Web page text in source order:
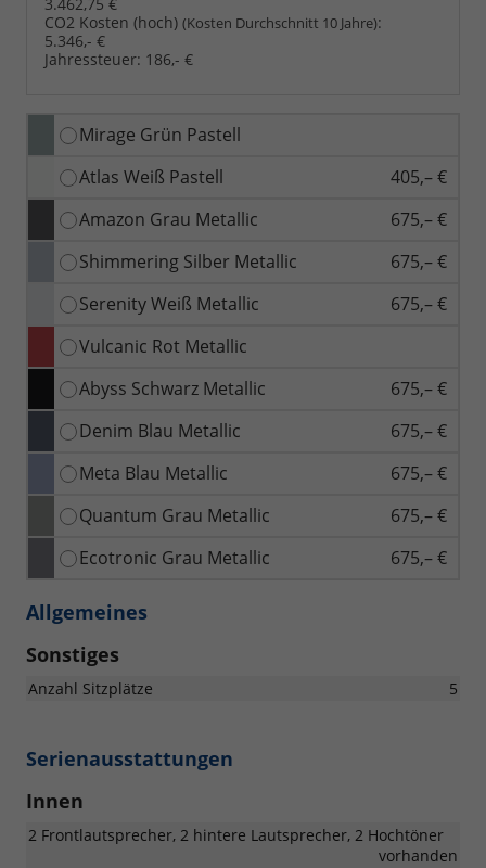
3.462,75 €
CO2 Kosten (hoch) (Kosten Durchschnitt 10 Jahre):
5.346,- €
Jahressteuer: 186,- €
Mirage Grün Pastell
Atlas Weiß Pastell
405,– €
Amazon Grau Metallic
675,– €
Shimmering Silber Metallic
675,– €
Serenity Weiß Metallic
675,– €
Vulcanic Rot Metallic
Abyss Schwarz Metallic
675,– €
Denim Blau Metallic
675,– €
Meta Blau Metallic
675,– €
Quantum Grau Metallic
675,– €
Ecotronic Grau Metallic
675,– €
Allgemeines
Sonstiges
Anzahl Sitzplätze 5
Serienausstattungen
Innen
2 Frontlautsprecher, 2 hintere Lautsprecher, 2 Hochtöner
vorhanden